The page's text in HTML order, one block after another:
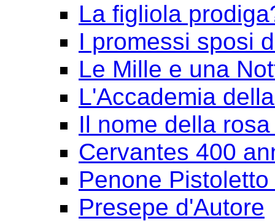
La figliola
I promessi sposi
Le Mille e una
L'Accademia
Il nome della
Cervantes 400
Penone
Presepe d'Autore